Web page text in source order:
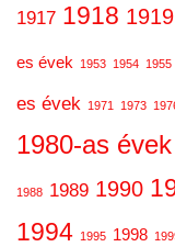
1917 1918 1919
es évek 1953 1954 1955
es évek
1971 1973
1980-as évek
1988 1989 1990
1994 1995 1998